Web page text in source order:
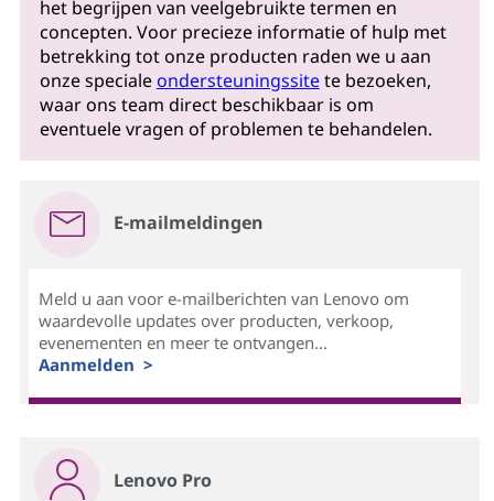
het begrijpen van veelgebruikte termen en
concepten. Voor precieze informatie of hulp met
betrekking tot onze producten raden we u aan
onze specialeondersteuningssitete bezoeken,
waar ons team direct beschikbaar is om
eventuele vragen of problemen te behandelen.
E-mailmeldingen
Meld u aan voor e-mailberichten van Lenovo om
waardevolle updates over producten, verkoop,
evenementen en meer te ontvangen...
Aanmelden >
Lenovo Pro